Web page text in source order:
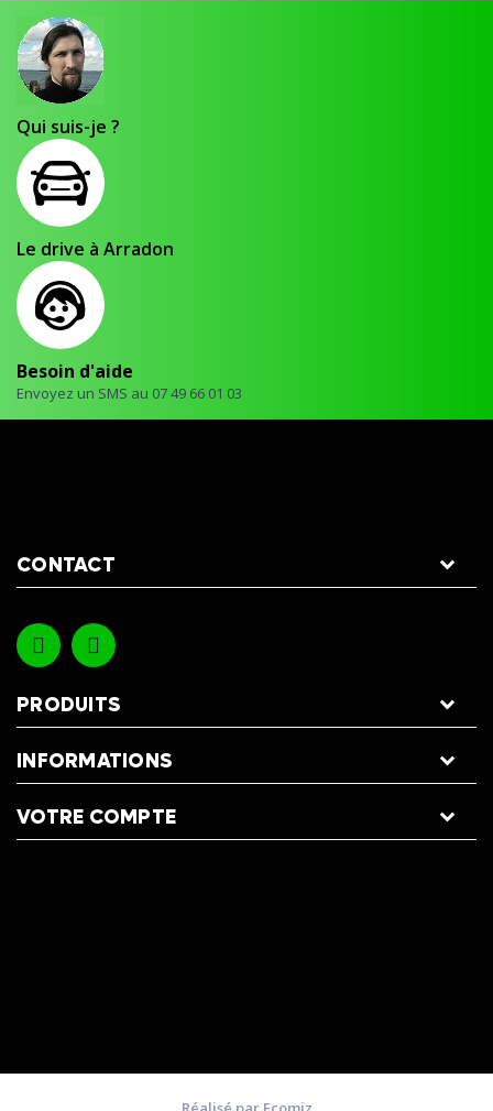
Qui suis-je ?
Le drive à Arradon
Besoin d'aide
Envoyez un SMS au 07 49 66 01 03
CONTACT
PRODUITS
INFORMATIONS
VOTRE COMPTE